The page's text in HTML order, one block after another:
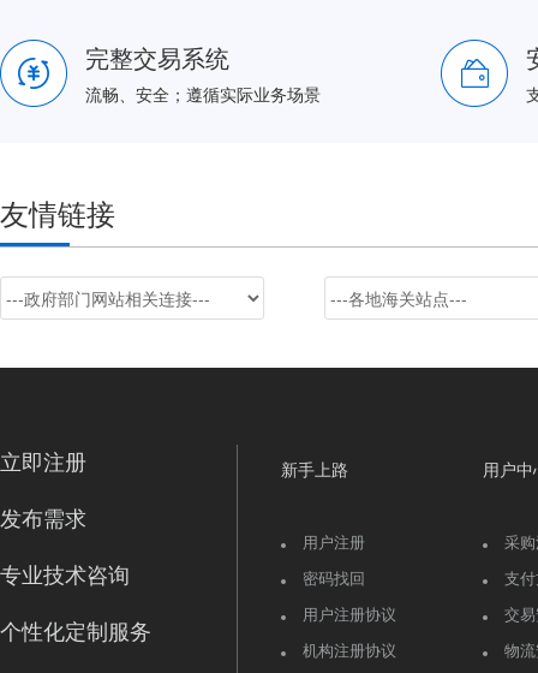
完整交易系统
流畅、安全；遵循实际业务场景
友情链接
立即注册
发布需求
专业技术咨询
个性化定制服务
新手上路
用户注册
密码找回
用户注册协议
机构注册协议
用户中
采
支
交
物